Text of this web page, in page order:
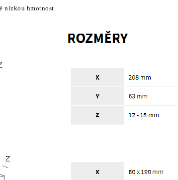
nízkou hmotnost.